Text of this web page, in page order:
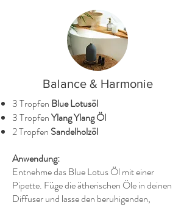
Balance & Harmonie
3 Tropfen Blue Lotusöl
3 TropfenYlang Ylang Öl
2 Tropfen Sandelholzöl
Anwendung:
Entnehme das Blue Lotus Öl mit einer
Pipette. Füge die ätherischen Öle in deinen
Diffuser und lasse den beruhigenden,